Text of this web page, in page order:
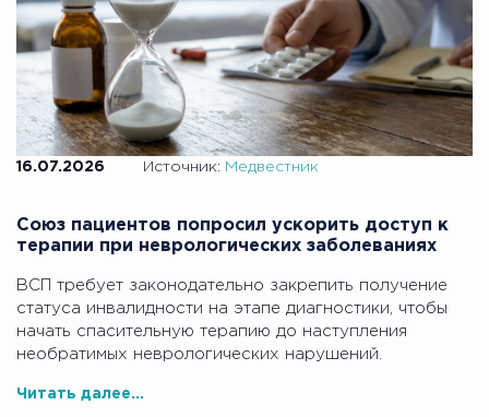
16.07.2026 Источник: Медвестник
Союз пациентов попросил ускорить доступ к
терапии при неврологических заболеваниях
ВСП требует законодательно закрепить получение
статуса инвалидности на этапе диагностики, чтобы
начать спасительную терапию до наступления
необратимых неврологических нарушений.
Читать далее...